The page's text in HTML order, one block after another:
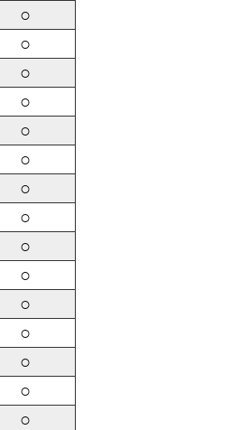
○
○
○
○
○
○
○
○
○
○
○
○
○
○
○